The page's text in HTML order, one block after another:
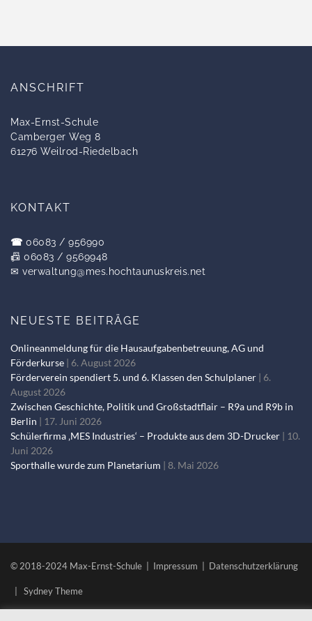
ANSCHRIFT
Max-Ernst-Schule
Camberger Weg 8
61276 Weilrod-Riedelbach
KONTAKT
☎ 06083 / 956990
📠 06083 / 9569948
✉ verwaltung@mes.hochtaunuskreis.net
NEUESTE BEITRÄGE
Onlineanmeldung für die Hausaufgabenbetreuung, AG und
Förderkurse
6. August 2026
Förderverein spendiert 5. und 6. Klassen den Schulplaner
6.
August 2026
Zwischen Geschichte, Politik und Großstadtflair – R9a und R9b in
Berlin
17. Juni 2026
Schülerfirma ‚MES Industries‘ – Produkte aus dem 3D-Drucker
10.
Juni 2026
Sporthalle wurde zum Planetarium
8. Mai 2026
© 2018-2024 Max-Ernst-Schule | Impressum Datenschutzerklärung
Sydney Theme